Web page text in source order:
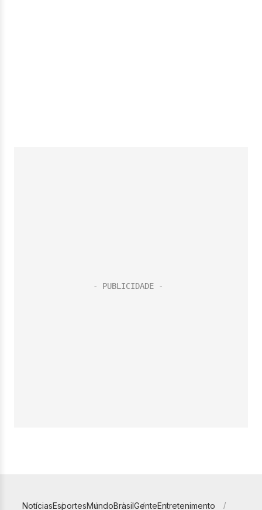
NotíciasEsportesMundoBrasilGenteEntretenimento